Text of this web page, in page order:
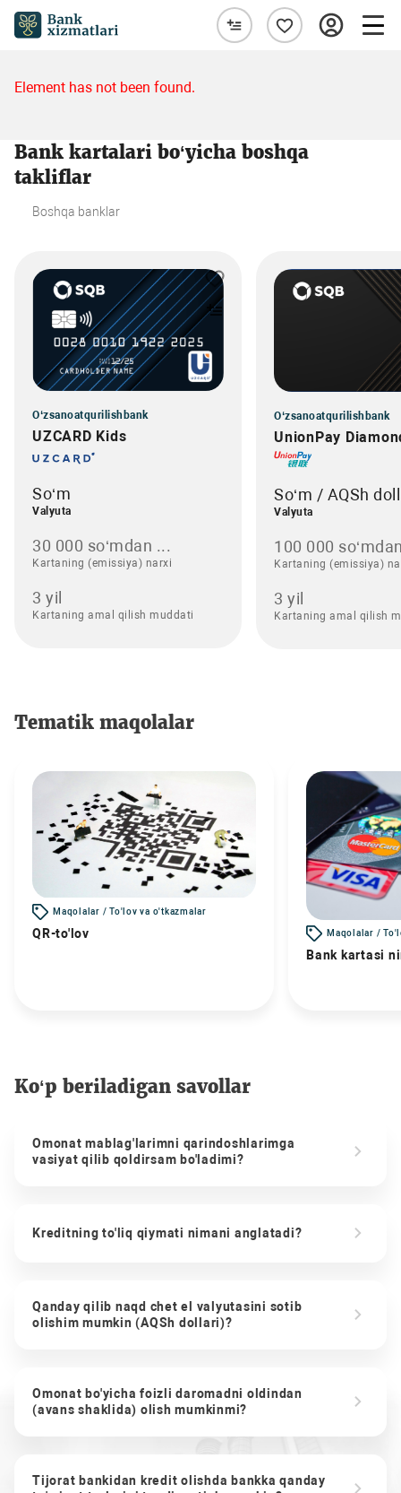
Element has not been found.
Bank kartalari bo‘yicha boshqa
takliflar
Boshqa banklar
O‘zsanoatqurilishbank
UZCARD Kids
So‘m
Valyuta
30 000 so‘mdan ...
Kartaning (emissiya) narxi
3 yil
Kartaning amal qilish muddati
O‘zsanoatqurilishbank
UnionPay
So‘m / AQSh
Valyuta
100 000
Kartaning (emissiya)
3 yil
Kartaning amal qilish
Tematik maqolalar
Maqolalar / To'lov va o'tkazmalar
QR-to'lov Maqolalar /
Bank kartasi
Ko‘p beriladigan savollar
Omonat mablag'larimni qarindoshlarimga
vasiyat qilib qoldirsam bo'ladimi?
Kreditning to'liq qiymati nimani anglatadi?
Qanday qilib naqd chet el valyutasini sotib
olishim mumkin (AQSh dollari)?
Omonat bo'yicha foizli daromadni oldindan
(avans shaklida) olish mumkinmi?
Tijorat bankidan kredit olishda bankka qanday